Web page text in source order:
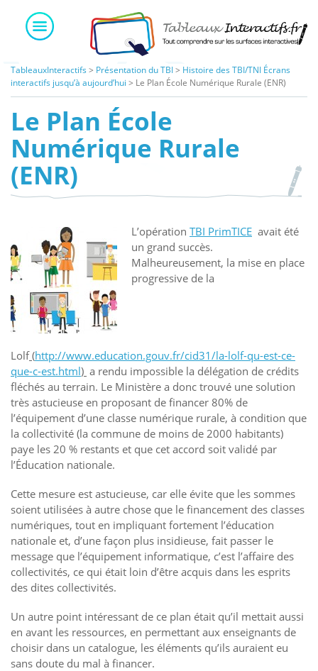
content
TableauxInteractifs > Présentation du TBI> Histoire des TBI/TNI Écrans
interactifs jusqu’à aujourd’hui > Le Plan École Numérique Rurale (ENR)
Le Plan École
Numérique Rurale
(ENR)
L’opération TBI PrimTICE avait été
un grand succès.
Malheureusement, la mise en place
progressive de la
Lolf(http://www.education.gouv.fr/cid31/la-lolf-qu-est-ce-
que-c-est.html) a rendu impossible la délégation de crédits
fléchés au terrain. Le Ministère a donc trouvé une solution
très astucieuse en proposant de financer 80% de
l’équipement d’une classe numérique rurale, à condition que
la collectivité (la commune de moins de 2000 habitants)
paye les 20 % restants et que cet accord soit validé par
l’Éducation nationale.
Cette mesure est astucieuse, car elle évite que les sommes
soient utilisées à autre chose que le financement des classes
numériques, tout en impliquant fortement l’éducation
nationale et, d’une façon plus insidieuse, fait passer le
message que l’équipement informatique, c’est l’affaire des
collectivités, ce qui était loin d’être acquis dans les esprits
des dites collectivités.
Un autre point intéressant de ce plan était qu’il mettait aussi
en avant les ressources, en permettant aux enseignants de
choisir dans un catalogue, les éléments qu’ils auraient eu
sans doute du mal à financer.